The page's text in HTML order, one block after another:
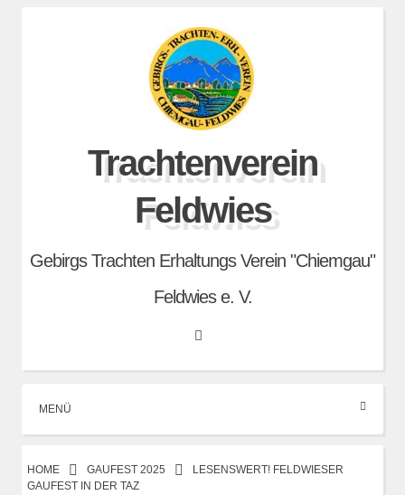
Trachtenverein
Feldwies
Gebirgs Trachten Erhaltungs Verein "Chiemgau"
Feldwies e. V.
Search
MENÜ
HOME GAUFEST 2025
LESENSWERT! FELDWIESER
GAUFEST IN DER TAZ